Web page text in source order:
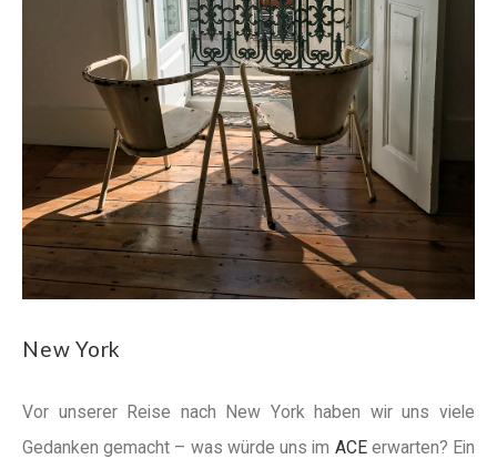
New York
Vor unserer Reise nach New York haben wir uns viele
Gedanken gemacht – was würde uns im ACEerwarten? Ein